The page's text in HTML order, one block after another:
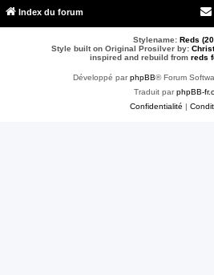
Index du forum
Stylename: Reds
Style built on Original Prosilver by:
inspired and rebuild from reds
Développé parphpBB® Forum
Traduit parphpBB-
Confidentialité |